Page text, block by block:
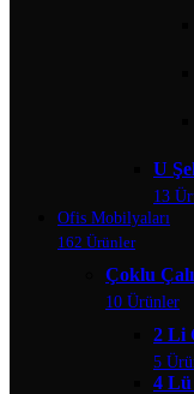
U
13
Ofis Mobilyaları
162 Ürünler
Çoklu
10 Ürünler
2 Li
5
4 Lü